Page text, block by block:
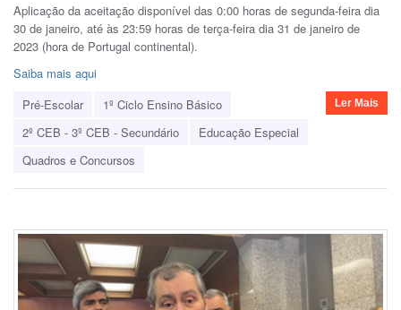
Aplicação da aceitação disponível das 0:00 horas de segunda-feira dia
30 de janeiro, até às 23:59 horas de terça-feira dia 31 de janeiro de
2023 (hora de Portugal continental).
Saiba mais aqui
Pré-Escolar
1º Ciclo Ensino Básico
2º CEB - 3º CEB - Secundário
Educação Especial
Quadros e Concursos
Ler Mais